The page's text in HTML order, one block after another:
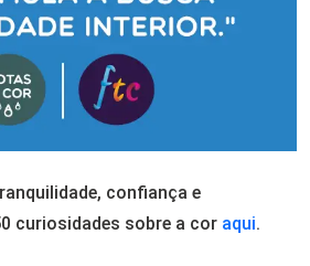
confiança e
curiosidades sobre a cor aqui.